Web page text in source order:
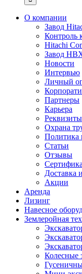
О компании
Завод
Контроль
Hitachi
Завод
Новости
Интервью
Личный
Партнеры
Карьера
Реквизиты
Охрана
Политика
Статьи
Отзывы
Доставка
Акции
Аренда
Лизинг
Навесное
Землеройная
Колесные